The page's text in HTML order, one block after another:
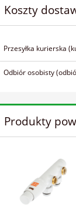
Koszty
Przesyłka kurierska
Odbiór osobisty
Produkty